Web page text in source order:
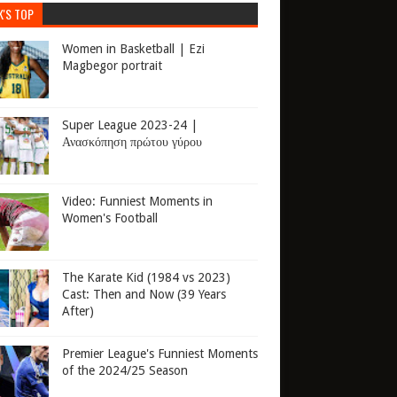
TOP
Women in Basketball | Ezi
Magbegor portrait
Super League 2023-24 |
Ανασκόπηση πρώτου γύρου
Video: Funniest Moments in
Women's Football
The Karate Kid (1984 vs 2023)
Cast: Then and Now (39 Years
After)
Premier League's Funniest Moments
of the 2024/25 Season